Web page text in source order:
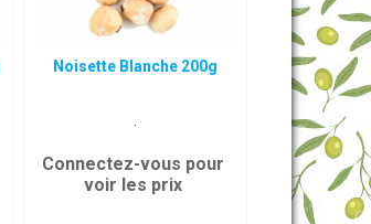
Noisette Blanche 200g
.
Connectez-vous pour
voir les prix